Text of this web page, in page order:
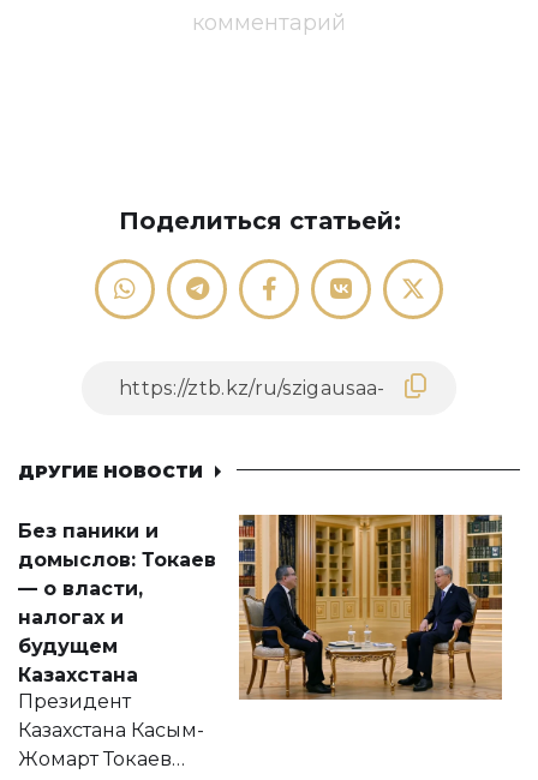
комментарий
Поделиться статьей:
ДРУГИЕ НОВОСТИ
Без паники и
домыслов: Токаев
— о власти,
налогах и
будущем
Казахстана
Президент
Казахстана Касым-
Жомарт Токаев